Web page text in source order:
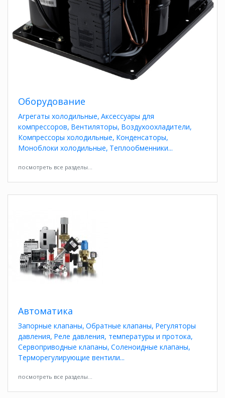
Оборудование
Агрегаты холодильные Аксессуары для
компрессоров Вентиляторы Воздухоохладители
Компрессоры холодильные Конденсаторы
Моноблоки холодильные Теплообменники
посмотреть все разделы...
Автоматика
Запорные клапаны Обратные клапаны Регуляторы
давления Реле давления, температуры и протока
Сервоприводные клапаны Соленоидные клапаны
Терморегулирующие вентили
посмотреть все разделы...